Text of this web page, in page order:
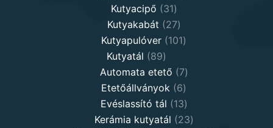
Kutyacipő 3131
products
Kutyakabát 2727
products
Kutyapulóver 101101
Kutyatál 8989
products
Automata etető 77
products
Etetőállványok 66
products
Evéslassító tál 1313
products
Kerámia kutyatál 2323